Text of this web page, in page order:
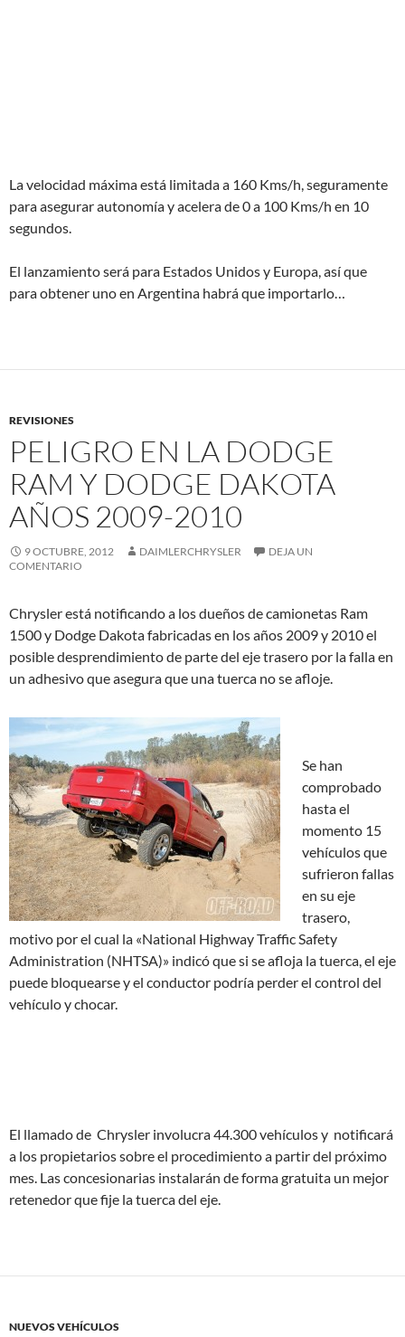
La velocidad máxima está limitada a 160 Kms/h, seguramente
para asegurar autonomía y acelera de 0 a 100 Kms/h en 10
segundos.
El lanzamiento será para Estados Unidos y Europa, así que
para obtener uno en Argentina habrá que importarlo…
REVISIONES
PELIGRO EN LA DODGE
RAM Y DODGE DAKOTA
AÑOS 2009-2010
9 OCTUBRE, 2012 DAIMLERCHRYSLER
DEJA UN
COMENTARIO
Chrysler está notificando a los dueños de camionetas Ram
1500 y Dodge Dakota fabricadas en los años 2009 y 2010 el
posible desprendimiento de parte del eje trasero por la falla en
un adhesivo que asegura que una tuerca no se afloje.
Se han
comprobado
hasta el
momento 15
vehículos que
sufrieron fallas
en su eje
trasero,
motivo por el cual la «National Highway Traffic Safety
Administration (NHTSA)» indicó que si se afloja la tuerca, el eje
puede bloquearse y el conductor podría perder el control del
vehículo y chocar.
El llamado de Chrysler involucra 44.300 vehículos y notificará
a los propietarios sobre el procedimiento a partir del próximo
mes. Las concesionarias instalarán de forma gratuita un mejor
retenedor que fije la tuerca del eje.
NUEVOS VEHÍCULOS